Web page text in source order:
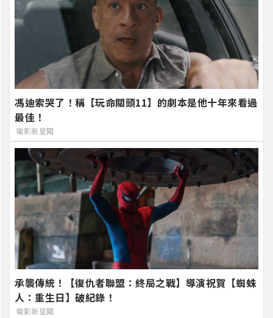
馮迪索哭了！稱【玩命關頭11】的劇本是他十年來看過
最佳！
電影新星聞
承襲傳統！【復仇者聯盟：終局之戰】導演祝賀【蜘蛛
人：重生日】破紀錄！
電影新星聞